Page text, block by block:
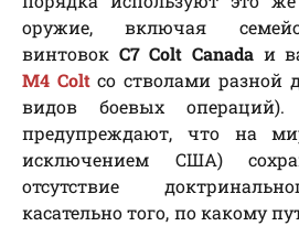
оружие, включая
винтовок C7 Colt Canada и
M4 Coltсо стволами разной
видов боевых
предупреждают, что на
исключением США)
отсутствие
касательно того, по какому